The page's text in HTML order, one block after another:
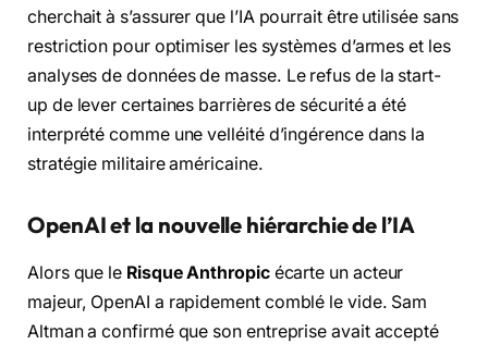
cherchait à s’assurer que l’IA pourrait être utilisée sans
restriction pour optimiser les systèmes d’armes et les
analyses de données de masse. Le refus de la start-
up de lever certaines barrières de sécurité a été
interprété comme une velléité d’ingérence dans la
stratégie militaire américaine.
OpenAI et la nouvelle hiérarchie de l’IA
Alors que le Risque Anthropicécarte un acteur
majeur, OpenAI a rapidement comblé le vide. Sam
Altman a confirmé que son entreprise avait accepté